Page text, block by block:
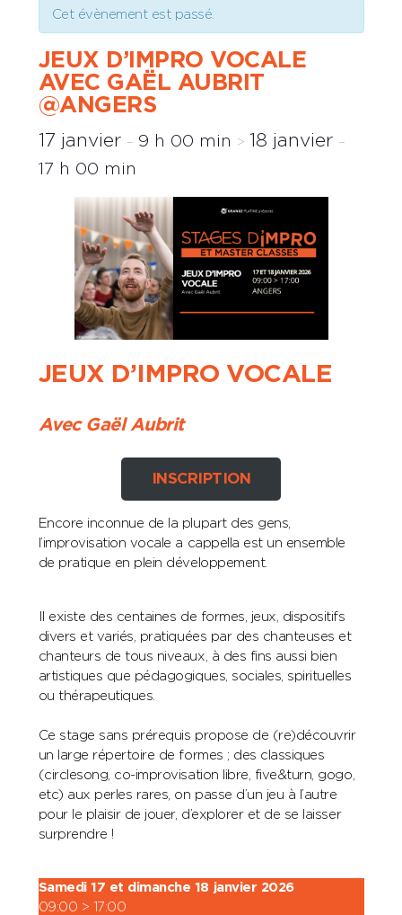
Cet évènement est passé.
JEUX D’IMPRO VOCALE
AVEC GAËL AUBRIT
@ANGERS
17 janvier – 9 h 00 min > 18 janvier –
17 h 00 min
JEUX D’IMPRO VOCALE
Avec Gaël Aubrit
INSCRIPTION
Encore inconnue de la plupart des gens,
l’improvisation vocale a cappella est un ensemble
de pratique en plein développement.
Il existe des centaines de formes, jeux, dispositifs
divers et variés, pratiquées par des chanteuses et
chanteurs de tous niveaux, à des fins aussi bien
artistiques que pédagogiques, sociales, spirituelles
ou thérapeutiques.
Ce stage sans prérequis propose de (re)découvrir
un large répertoire de formes ; des classiques
(circlesong, co-improvisation libre, five&turn, gogo,
etc) aux perles rares, on passe d’un jeu à l’autre
pour le plaisir de jouer, d’explorer et de se laisser
surprendre !
Samedi 17 et dimanche 18 janvier 2026
09:00 > 17:00